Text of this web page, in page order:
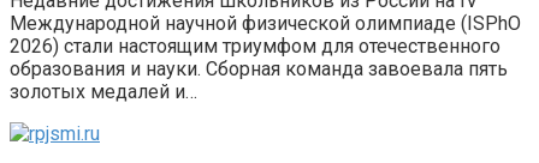
Международной научной физической олимпиаде (ISPhO
2026) стали настоящим триумфом для отечественного
образования и науки. Сборная команда завоевала пять
золотых медалей и…